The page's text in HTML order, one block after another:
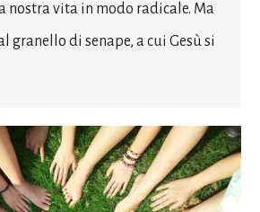
nostra vita in modo radicale. Ma
granello di senape, a cui Gesù si